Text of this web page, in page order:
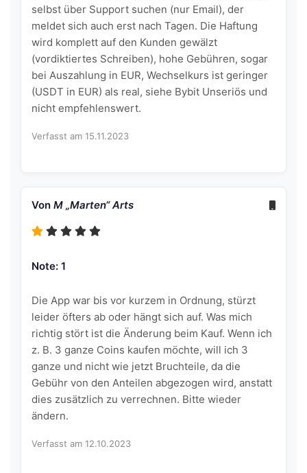
selbst über Support suchen (nur Email), der
meldet sich auch erst nach Tagen. Die Haftung
wird komplett auf den Kunden gewälzt
(vordiktiertes Schreiben), hohe Gebühren, sogar
bei Auszahlung in EUR, Wechselkurs ist geringer
(USDT in EUR) als real, siehe Bybit Unseriös und
nicht empfehlenswert.
Verfasst am 15.11.2023
Von M „Marten“ Arts
Note: 1
Die App war bis vor kurzem in Ordnung, stürzt
leider öfters ab oder hängt sich auf. Was mich
richtig stört ist die Änderung beim Kauf. Wenn ich
z. B. 3 ganze Coins kaufen möchte, will ich 3
ganze und nicht wie jetzt Bruchteile, da die
Gebühr von den Anteilen abgezogen wird, anstatt
dies zusätzlich zu verrechnen. Bitte wieder
ändern.
Verfasst am 12.10.2023